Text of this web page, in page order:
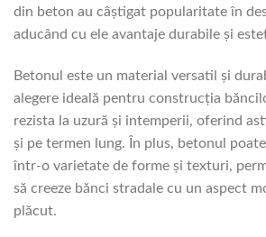
din beton au câștigat popularitate în
aducând cu ele avantaje durabile și
Betonul este un material versatil și
alegere ideală pentru construcția
rezista la uzură și intemperii, oferind
și pe termen lung. În plus, betonul
într-o varietate de forme și texturi,
să creeze bănci stradale cu un aspect
plăcut.